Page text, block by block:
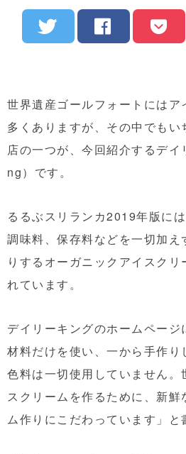
世界遺産ゴールフォートには
多くありますが、その中でも
店の一つが、今回紹介するデ
ng）です。
るるぶスリランカ2019年版に
調味料、保存料などを一切加
りするオーガニックアイスクリ
れています。
デイリーキングのホームペー
材料だけを使い、一から手作
色料は一切使用していません。
スクリームを作るために、新
ム作りにこだわっています」と